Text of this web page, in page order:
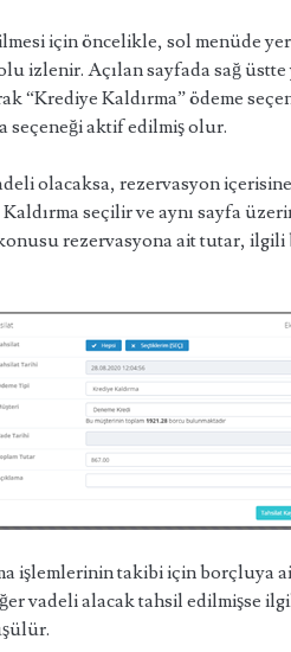
için öncelikle, sol menüde
izlenir. Açılan sayfada sağ
“Krediye Kaldırma” ödeme
seçeneği aktif edilmiş olur.
olacaksa, rezervasyon
seçilir ve aynı sayfa
rezervasyona ait tutar,
işlemlerinin takibi için borçluya
vadeli alacak tahsil edilmişse